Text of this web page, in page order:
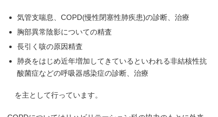
気管支喘息、COPD(慢性閉塞性肺疾患)の診断、治療
胸部異常陰影についての精査
長引く咳の原因精査
肺炎をはじめ近年増加してきているといわれる非結核性抗
酸菌症などの呼吸器感染症の診断、治療
を主として行っています。